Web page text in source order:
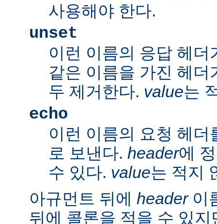
사용해야 한다.
unset
이런 이름의 응답 헤
같은 이름을 가진 헤
두 제거한다. value는
echo
이런 이름의 요청 헤
로 보낸다. header에
수 있다. value는 적지
아규먼트 뒤에 header이
뒤에 콜론을 적을 수 있